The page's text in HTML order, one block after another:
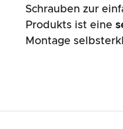
Schrauben zur
Produkts ist eine
Montage